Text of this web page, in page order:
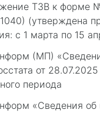
ТЗВ к форме
(утверждена
с 1 марта по 15
(МП)
от
периода
«Сведения об